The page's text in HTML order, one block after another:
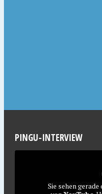
PINGU-INTERVIEW
Sie sehen